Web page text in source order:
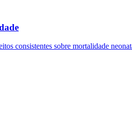
consistentes sobre mortalidade